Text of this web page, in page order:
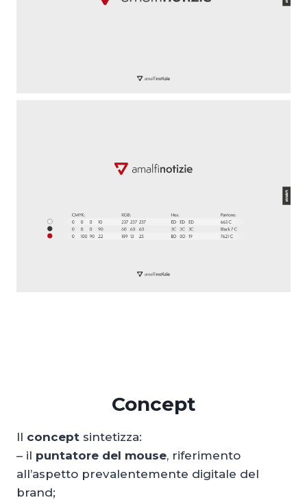
Concept
Il concept sintetizza:
– il puntatore del mouse, riferimento
all’aspetto prevalentemente digitale del
brand;